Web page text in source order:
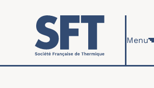
Skip to main content
Menu